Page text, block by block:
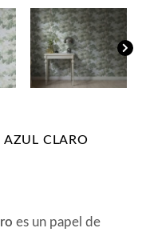
AZUL CLARO
es un papel de